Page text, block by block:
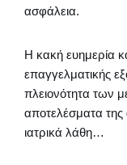
ασφάλεια.
Η κακή ευημερία
επαγγελματικής
πλειονότητα των
αποτελέσματα
ιατρικά λάθη…